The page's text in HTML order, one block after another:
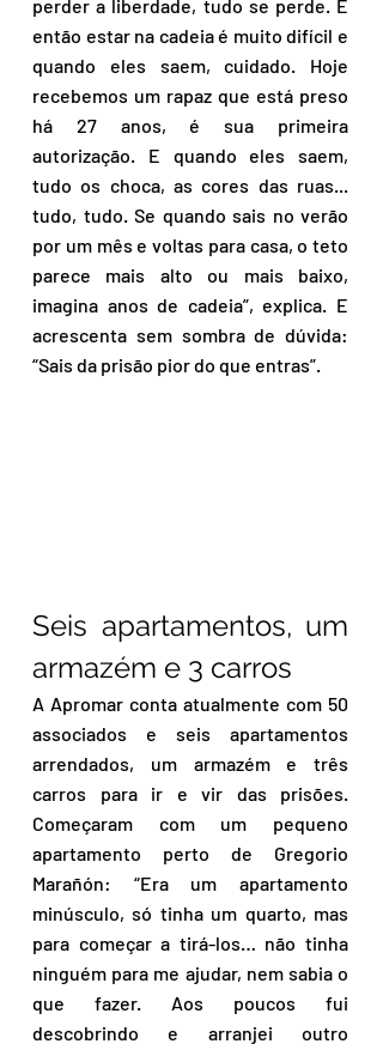
perder a liberdade, tudo se perde. E
então estar na cadeia é muito difícil e
quando eles saem, cuidado. Hoje
recebemos um rapaz que está preso
há 27 anos, é sua primeira
autorização. E quando eles saem,
tudo os choca, as cores das ruas...
tudo, tudo. Se quando sais no verão
por um mês e voltas para casa, o teto
parece mais alto ou mais baixo,
imagina anos de cadeia”, explica. E
acrescenta sem sombra de dúvida:
“Sais da prisão pior do que entras”.
Seis apartamentos, um
armazém e 3 carros
A Apromar conta atualmente com 50
associados e seis apartamentos
arrendados, um armazém e três
carros para ir e vir das prisões.
Começaram com um pequeno
apartamento perto de Gregorio
Marañón: “Era um apartamento
minúsculo, só tinha um quarto, mas
para começar a tirá-los… não tinha
ninguém para me ajudar, nem sabia o
que fazer. Aos poucos fui
descobrindo e arranjei outro